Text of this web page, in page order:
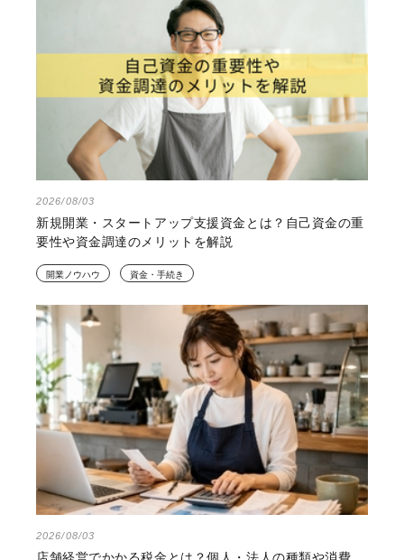
2026/08/03
新規開業・スタートアップ支援資金とは？自己資金の重
要性や資金調達のメリットを解説
開業ノウハウ 資金・手続き
2026/08/03
店舗経営でかかる税金とは？個人・法人の種類や消費